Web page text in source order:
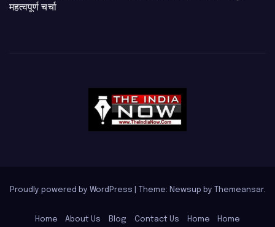
महत्वपूर्ण चर्चा
Proudly powered by WordPress Theme: Newsup by Themeansar.
Home About Us Blog Contact Us Home Home